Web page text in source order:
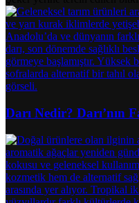
Darı Nedir? Darı’nın